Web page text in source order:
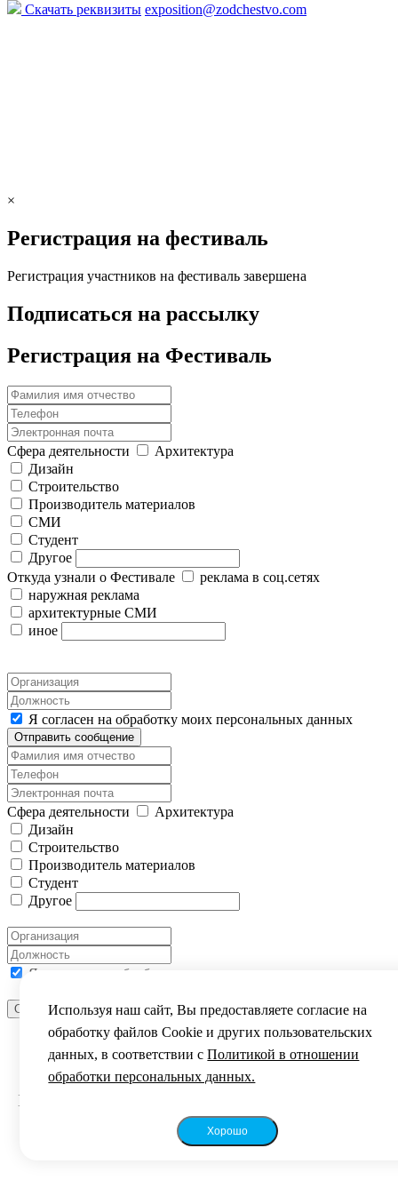
Скачать реквизиты exposition@zodchestvo.com
×
Регистрация на фестиваль
Регистрация участников на фестиваль завершена
Подписаться на рассылку
Регистрация на Фестиваль
Сфера деятельности
Архитектура
Дизайн
Строительство
Производитель материалов
СМИ
Студент
Другое
Откуда узнали о Фестивале
реклама в соц.сетях
наружная реклама
архитектурные СМИ
иное
Я согласен на обработку моих персональных данных
Отправить сообщение
Сфера деятельности
Архитектура
Дизайн
Строительство
Производитель материалов
Студент
Другое
Я согласен на обработку моих персональных данных
Отправить сообщение
ВЫ УСПЕШНО ЗАРЕГИСТРИРОВАНЫ
Уважаемый посетитель!
Благодарим за интерес к фестивалю „Зодчество
2024“.
До встречи на фестивале!
Используя наш сайт, Вы предоставляете согласие на
обработку файлов Сookie и других пользовательских
данных, в соответствии сПолитикой в отношении
обработки персональных данных.
Хорошо